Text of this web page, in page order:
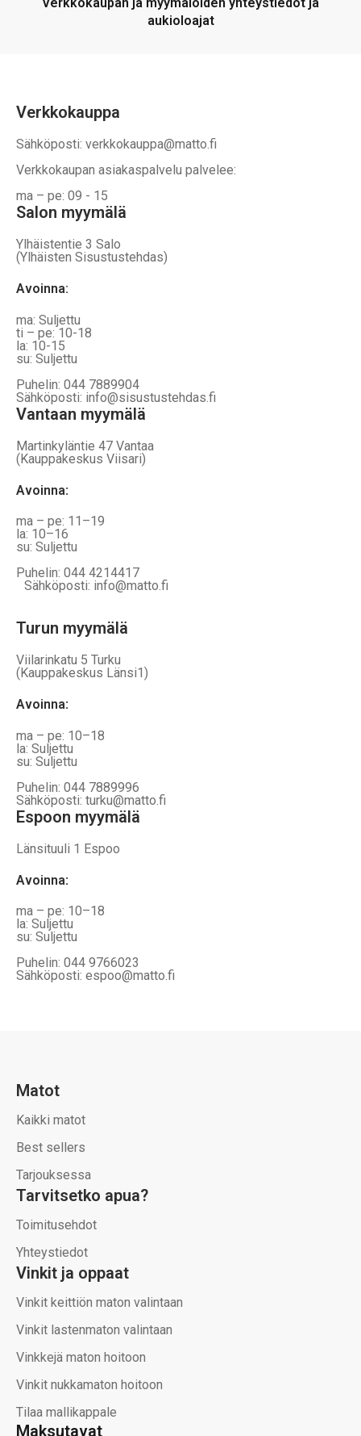
valita
tuotteen
aukioloajat
Verkkokauppa
Sähköposti: verkkokauppa@matto.fi
Verkkokaupan asiakaspalvelu palvelee:
ma – pe: 09 - 15
Salon myymälä
Ylhäistentie 3 Salo
(Ylhäisten Sisustustehdas)
Avoinna:
ma: Suljettu
ti – pe: 10-18
la: 10-15
su: Suljettu
Puhelin: 044 7889904
Sähköposti: info@sisustustehdas.fi
Vantaan myymälä
Martinkyläntie 47 Vantaa
(Kauppakeskus Viisari)
Avoinna:
ma – pe: 11–19
la: 10–16
su: Suljettu
Puhelin: 044 4214417
Sähköposti: info@matto.fi
Turun myymälä
Viilarinkatu 5 Turku
(Kauppakeskus Länsi1)
Avoinna:
ma – pe: 10–18
la: Suljettu
su: Suljettu
Puhelin: 044 7889996
Sähköposti: turku@matto.fi
Espoon myymälä
Länsituuli 1 Espoo
Avoinna:
ma – pe: 10–18
la: Suljettu
su: Suljettu
Puhelin: 044 9766023
Sähköposti: espoo@matto.fi
Maksutavat
Matot
Kaikki matot
Best sellers
Tarjouksessa
Tarvitsetko apua?
Toimitusehdot
Yhteystiedot
Vinkit ja oppaat
Vinkit keittiön maton valintaan
Vinkit lastenmaton valintaan
Vinkkejä maton hoitoon
Vinkit nukkamaton hoitoon
Tilaa mallikappale